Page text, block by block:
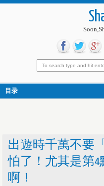
目录
出遊時千萬不要
怕了！尤其是第
啊！